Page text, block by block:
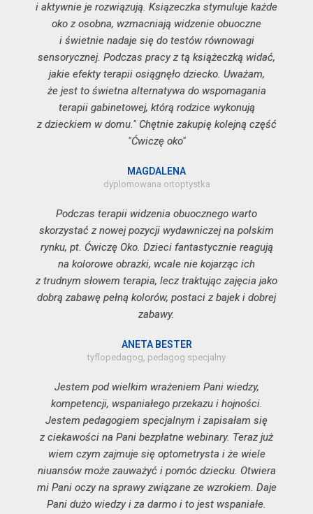
i aktywnie je rozwiązują. Ksiązeczka stymuluje każde
oko z osobna, wzmacniają widzenie obuoczne
i świetnie nadaje się do testów równowagi
sensorycznej. Podczas pracy z tą książeczką widać,
jakie efekty terapii osiągnęło dziecko. Uważam,
że jest to świetna alternatywa do wspomagania
terapii gabinetowej, którą rodzice wykonują
z dzieckiem w domu." Chętnie zakupię kolejną część
"Ćwiczę oko"
MAGDALENA
dyplomowana ortoptystka​
Podczas terapii widzenia obuocznego warto
skorzystać z nowej pozycji wydawniczej na polskim
rynku, pt. Ćwiczę Oko. Dzieci fantastycznie reagują
na kolorowe obrazki, wcale nie kojarząc ich
z trudnym słowem terapia, lecz traktując zajęcia jako
dobrą zabawę pełną kolorów, postaci z bajek i dobrej
zabawy.
ANETA BESTER
tyflopedagog, pedagog specjalny
Jestem pod wielkim wrażeniem Pani wiedzy,
kompetencji, wspaniałego przekazu i hojności.
Jestem pedagogiem specjalnym i zapisałam się
z ciekawości na Pani bezpłatne webinary. Teraz już
wiem czym zajmuje się optometrysta i że wiele
niuansów może zauważyć i pomóc dziecku. Otwiera
mi Pani oczy na sprawy związane ze wzrokiem. Daje
Pani dużo wiedzy i za darmo i to jest wspaniałe.